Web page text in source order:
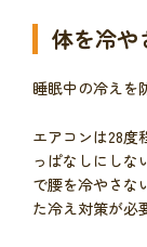
体を冷や
睡眠中の冷えを
エアコンは28度
っぱなしにしな
で腰を冷やさな
た冷え対策が必